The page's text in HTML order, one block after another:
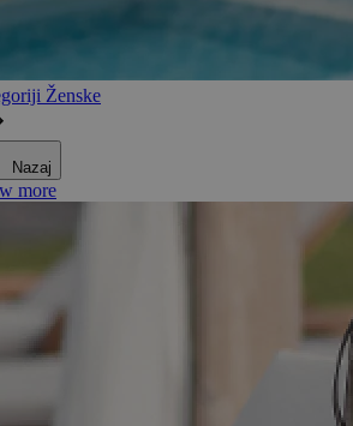
Ženske
Nazaj
more